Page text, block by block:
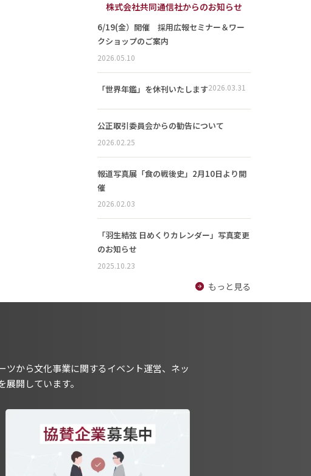
株式会社共同通信社からのお知らせ
6/19(金）開催 採用広報セミナー＆ワー
クショップのご案内
2026.05.10
「世界年鑑」を休刊いたします2026.03.31
公正取引委員会からの勧告について
2026.02.25
報道写真展「食の戦後史」2月10日より開
催
2026.02.03
「羽生結弦 日めくりカレンダー」写真変更
のお知らせ
2025.10.23
もっと見る
から文化事業に関するイベント運営、ネッ
開しています。